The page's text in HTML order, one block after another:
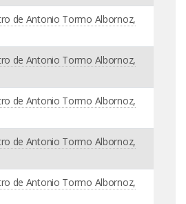
de Antonio Tormo Albornoz,
de Antonio Tormo Albornoz,
de Antonio Tormo Albornoz,
de Antonio Tormo Albornoz,
de Antonio Tormo Albornoz,